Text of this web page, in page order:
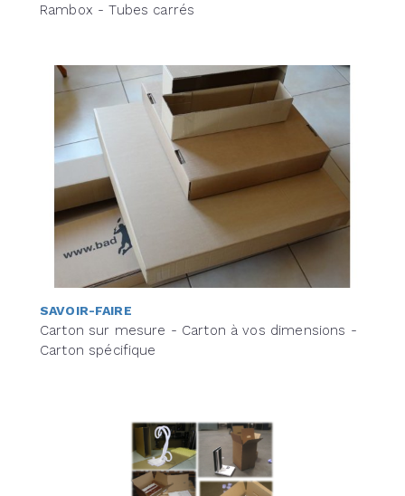
Rambox - Tubes carrés
SAVOIR-FAIRE
Carton sur mesure - Carton à vos dimensions -
Carton spécifique